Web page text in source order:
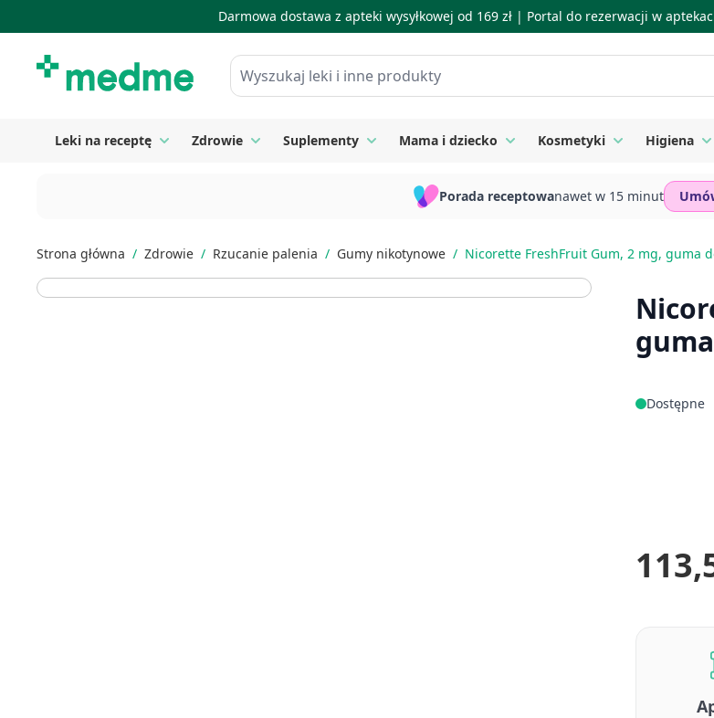
Darmowa dostawa z apteki wysyłkowej od 169 zł | Portal do rezerwacji w
Wyszukaj leki i inne produkty
Leki na receptę Toggle submenu for Leki na receptę
Zdrowie Toggle submenu for Zdrowie
Suplementy Toggle submenu for Suplementy
Mama i dziecko Toggle submenu for Mama i dziecko
Kosmetyki ToggleHigiena
Porada receptowanawet w 15 minut
Strona główna / Zdrowie / Rzucanie palenia / Gumy nikotynowe / Nicorette FreshFruit Gum, 2 mg, guma
Dostępne